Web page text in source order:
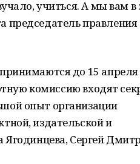
учиться. А мы вам в
председатель правления
до 15 апреля
комиссию входят
опыт организации
издательской и
Ягодинцева, Сергей